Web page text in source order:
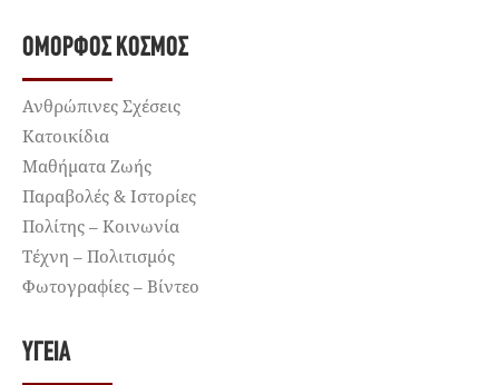
ΌΜΟΡΦΟΣ ΚΌΣΜΟΣ
Ανθρώπινες Σχέσεις
Κατοικίδια
Μαθήματα Ζωής
Παραβολές & Ιστορίες
Πολίτης – Κοινωνία
Τέχνη – Πολιτισμός
Φωτογραφίες – Βίντεο
ΥΓΕΊΑ